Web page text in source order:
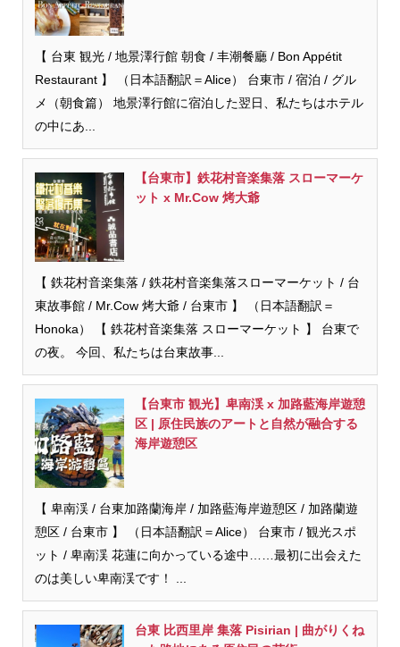
【 台東 観光 / 地景澤行館 朝食 / 丰潮餐廳 / Bon Appétit​
Restaurant 】 （日本語翻訳＝Alice） 台東市 / 宿泊 / グル
メ（朝食篇） 地景澤行館に宿泊した翌日、私たちはホテル
の中にあ...
【台東市】鉄花村音楽集落 スローマーケ
ット x Mr.Cow 烤大爺
【 鉄花村音楽集落 / 鉄花村音楽集落スローマーケット / 台
東故事館 / Mr.Cow 烤大爺 / 台東市 】 （日本語翻訳＝
Honoka） 【 鉄花村音楽集落 スローマーケット 】 台東で
の夜。 今回、私たちは台東故事...
【台東市 観光】卑南渓 x 加路藍海岸遊憩
区 | 原住民族のアートと自然が融合する
海岸遊憩区
【 卑南渓 / 台東加路蘭海岸 / 加路藍海岸遊憩区 / 加路蘭遊
憩区 / 台東市 】 （日本語翻訳＝Alice） 台東市 / 観光スポ
ット / 卑南渓 花蓮に向かっている途中……最初に出会えた
のは美しい卑南渓です！ ...
台東 比西里岸 集落 Pisirian | 曲がりくね